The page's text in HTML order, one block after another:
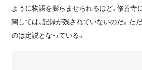
ように物語を膨らませられるほど、修善寺
関しては、記録が残されていないのだ。た
のは定説となっている。